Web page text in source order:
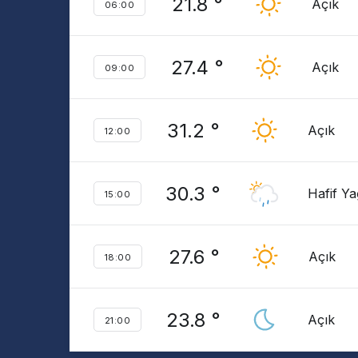
06:00 Açık
09:00 27.4 ° Açık
12:00 31.2 ° Açık
15:00 30.3 ° Hafif
18:00 27.6 ° Açık
21:00 23.8 ° Açık